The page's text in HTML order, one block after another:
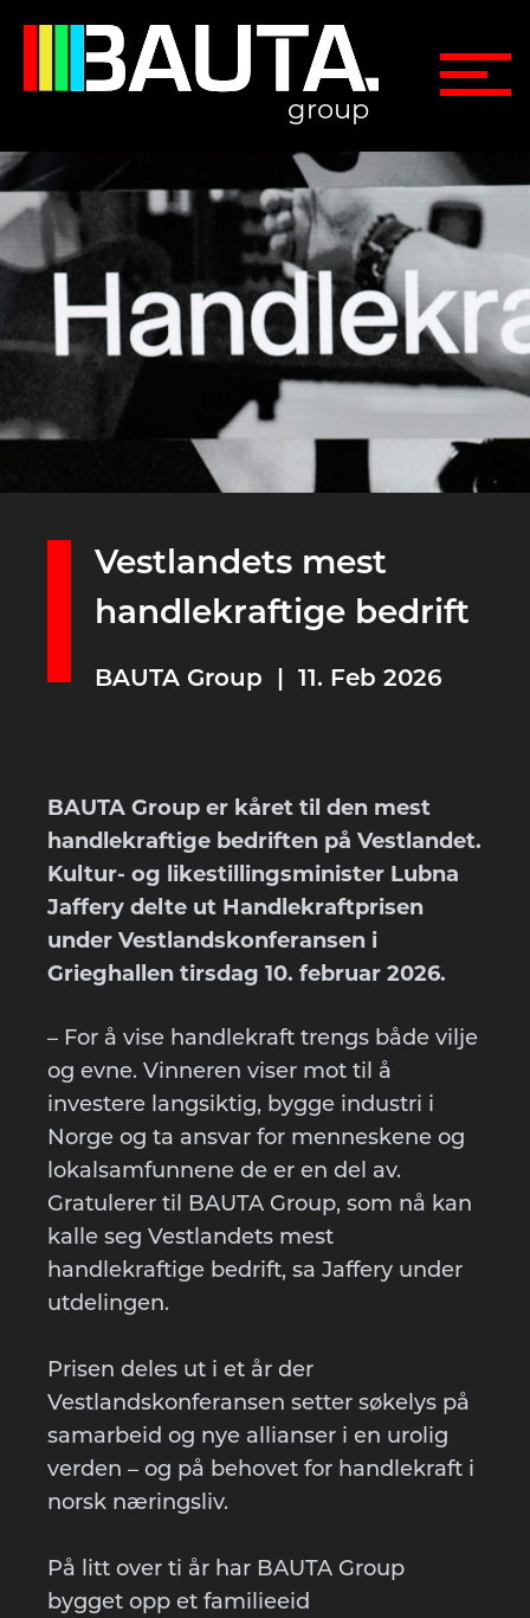
group
Vestlandets mest
handlekraftige bedrift
BAUTA Group | 11. Feb 2026
BAUTA Group er kåret til den mest
handlekraftige bedriften på Vestlandet.
Kultur- og likestillingsminister Lubna
Jaffery delte ut Handlekraftprisen
under Vestlandskonferansen i
Grieghallen tirsdag 10. februar 2026.
– For å vise handlekraft trengs både vilje
og evne. Vinneren viser mot til å
investere langsiktig, bygge industri i
Norge og ta ansvar for menneskene og
lokalsamfunnene de er en del av.
Gratulerer til BAUTA Group, som nå kan
kalle seg Vestlandets mest
handlekraftige bedrift, sa Jaffery under
utdelingen.
Prisen deles ut i et år der
Vestlandskonferansen setter søkelys på
samarbeid og nye allianser i en urolig
verden – og på behovet for handlekraft i
norsk næringsliv.
På litt over ti år har BAUTA Group
bygget opp et familieeid